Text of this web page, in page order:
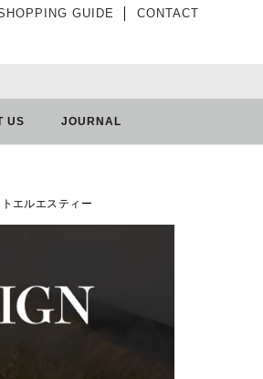
GUIDE CONTACT
US JOURNAL
エルエスティー